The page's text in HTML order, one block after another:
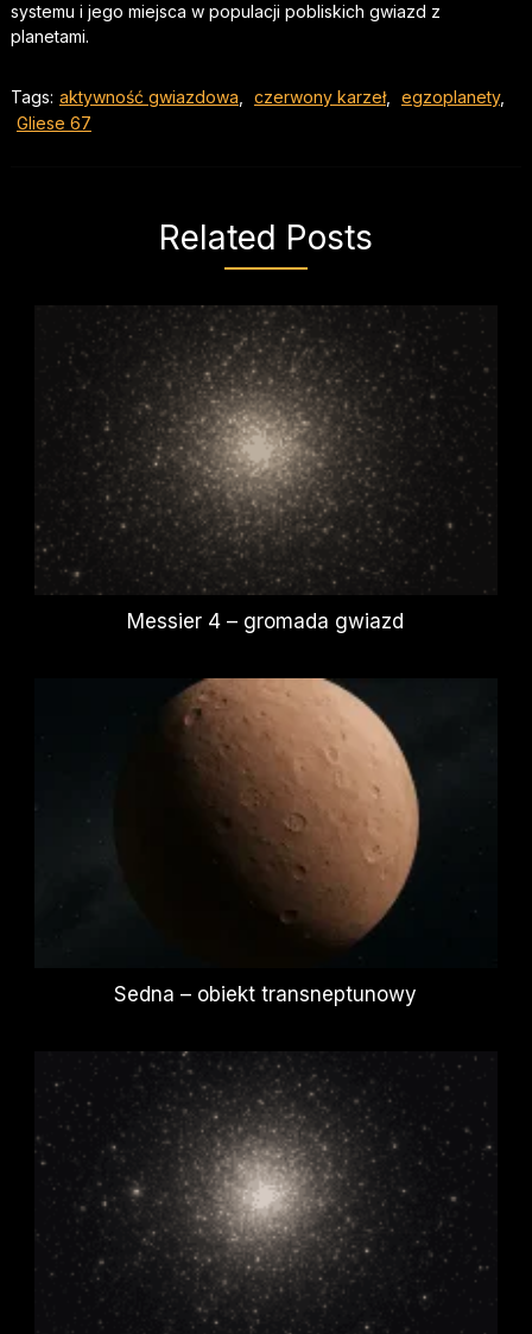
systemu i jego miejsca w populacji pobliskich gwiazd z
planetami.
Tags: aktywność gwiazdowa czerwony karzeł, egzoplanety,
Gliese 67
Related Posts
Messier 4 – gromada gwiazd
Sedna – obiekt transneptunowy